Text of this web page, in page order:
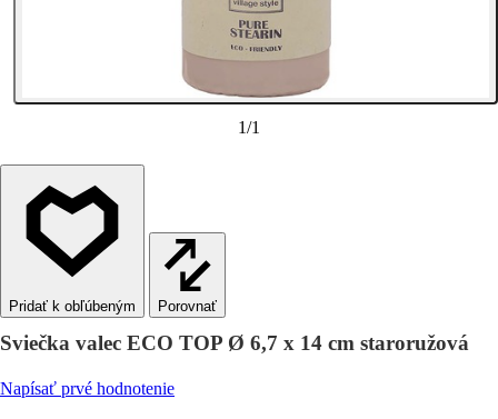
1/1
Porovnať
Sviečka valec ECO TOP Ø 6,7 x 14 cm staroružová
Napísať prvé hodnotenie